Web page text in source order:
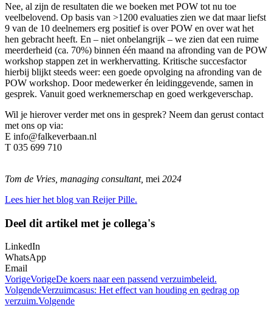
Nee, al zijn de resultaten die we boeken met POW tot nu toe
veelbelovend. Op basis van >1200 evaluaties zien we dat maar liefst
9 van de 10 deelnemers erg positief is over POW en over wat het
hen gebracht heeft. En – niet onbelangrijk – we zien dat een ruime
meerderheid (ca. 70%) binnen één maand na afronding van de POW
workshop stappen zet in werkhervatting. Kritische succesfactor
hierbij blijkt steeds weer: een goede opvolging na afronding van de
POW workshop. Door medewerker én leidinggevende, samen in
gesprek. Vanuit goed werknemerschap en goed werkgeverschap.
Wil je hierover verder met ons in gesprek? Neem dan gerust contact
met ons op via:
E info@falkeverbaan.nl
T 035 699 710
Tom de Vries, managing consultant, mei 2024
Lees hier het blog van Reijer Pille.
Deel dit artikel met je collega's
LinkedIn
WhatsApp
Email
VorigeVorigeDe koers naar een passend verzuimbeleid.
VolgendeVerzuimcasus: Het effect van houding en gedrag op
verzuim.Volgende